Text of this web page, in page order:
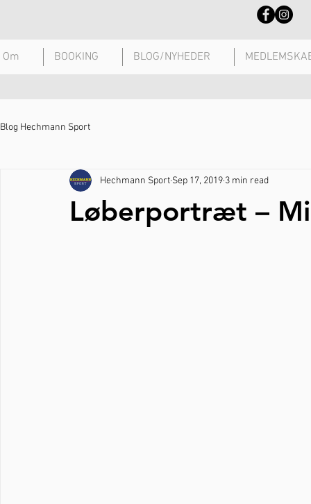
Om BOOKING BLOG/NYHEDER
Blog Hechmann Sport
Løberportræt –
Hechmann Sport Sep 17, 2019 3 min read